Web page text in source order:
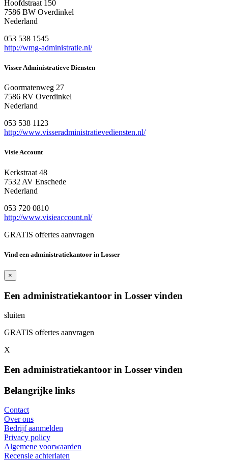
Hoofdstraat 150
7586 BW Overdinkel
Nederland
053 538 1545
http://wmg-administratie.nl/
Visser Administratieve Diensten
Goormatenweg 27
7586 RV Overdinkel
Nederland
053 538 1123
http://www.visseradministratievediensten.nl/
Visie Account
Kerkstraat 48
7532 AV Enschede
Nederland
053 720 0810
http://www.visieaccount.nl/
GRATIS offertes aanvragen
Vind een administratiekantoor in Losser
×
Een administratiekantoor in Losser vinden
sluiten
GRATIS offertes aanvragen
X
Een administratiekantoor in Losser vinden
Belangrijke links
Contact
Over ons
Bedrijf aanmelden
Privacy policy
Algemene voorwaarden
Recensie achterlaten